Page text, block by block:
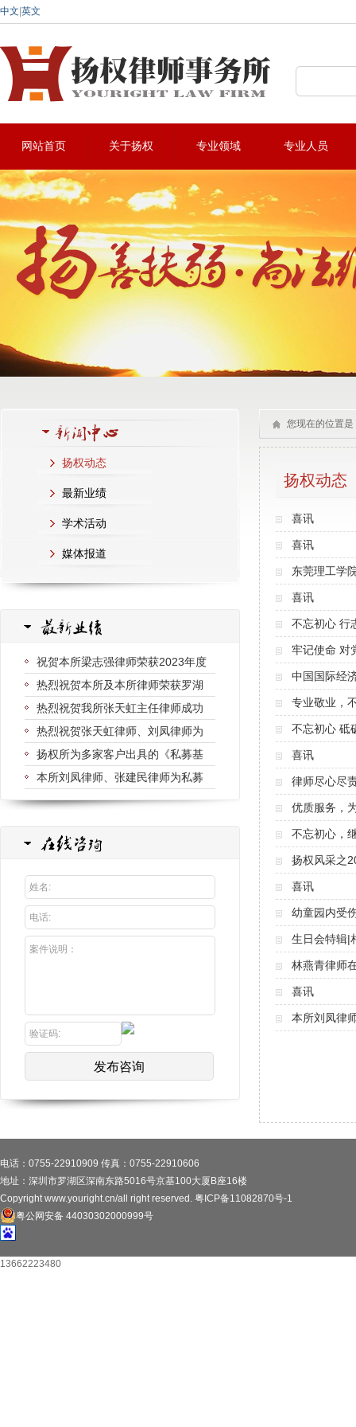
中文 英文
深圳法律咨询热线:0755-22912883
网站首页 关于扬权 专业领域 专业人员
扬权动态
最新业绩
学术活动
媒体报道
祝贺本所梁志强律师荣获2023年度
热烈祝贺本所及本所律师荣获罗湖
热烈祝贺我所张天虹主任律师成功
热烈祝贺张天虹律师、刘凤律师为
扬权所为多家客户出具的《私募基
本所刘凤律师、张建民律师为私募
您现在的位置是
扬权动态
喜讯
喜讯
东莞理工学
喜讯
不忘初心 行
牢记使命 对
中国国际经
专业敬业，
不忘初心 砥
喜讯
律师尽心尽
优质服务，
不忘初心，
扬权风采之
喜讯
幼童园内受
生日会特辑|
林燕青律师
喜讯
本所刘凤律
电话：0755-22910909 传真：0755-22910606
地址：深圳市罗湖区深南东路5016号京基100大厦B座16楼
Copyright www.youright.cn/all right reserved. 粤ICP备11082870号-1
粤公网安备 44030302000999号
13662223480